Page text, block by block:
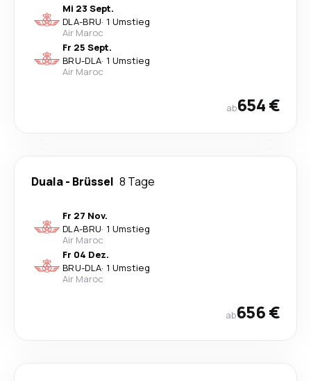
Mi 23 Sept.
DLA-BRU· 1 Umstieg
Air Maroc
Fr 25 Sept.
BRU-DLA· 1 Umstieg
Air Maroc
ab654 €
Duala- Brüssel 8 Tage
Fr 27 Nov.
DLA-BRU· 1 Umstieg
Air Maroc
Fr 04 Dez.
BRU-DLA· 1 Umstieg
Air Maroc
ab656 €